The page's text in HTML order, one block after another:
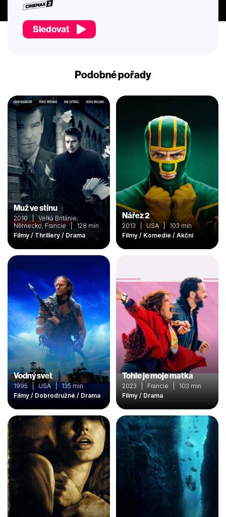
Sledovat
Podobné pořady
Muž ve stínu
2010 | Velká Británie,
Německo, Francie | 128 min
Filmy / Thrillery / Drama
Nářez 2
2013 | USA | 103 min
Filmy / Komedie / Akční
Vodný svet
1995 | USA | 135 min
Filmy / Dobrodružné / Drama
Tohle je moje matka
2023 | Francie | 103 min
Filmy / Drama